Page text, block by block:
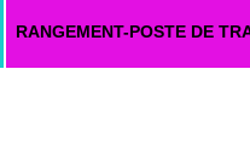
RANGEMENT-POSTE DE